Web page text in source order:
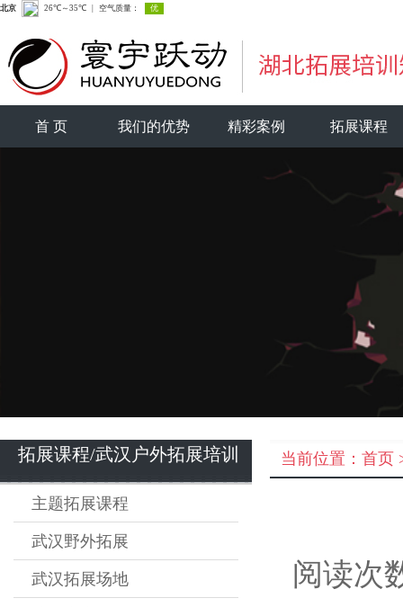
首 页 我们的优势 精彩案例 拓展课程
拓展课程/武汉户外拓展培训
主题拓展课程
武汉野外拓展
武汉拓展场地
当前位置： 首页
阅读次